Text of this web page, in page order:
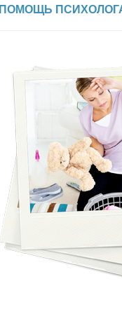
ПОМОЩЬ